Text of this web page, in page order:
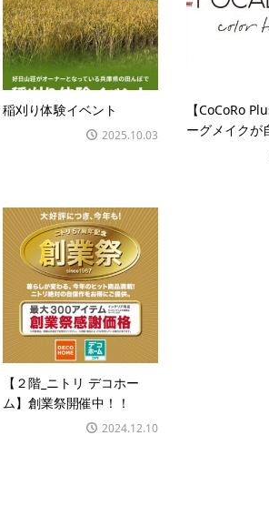
稲刈り体験イベント
2025.10.03
【CoCoRo
ーグメイクが
【２階_ニトリ デコホー
ム】創業祭開催中！！
2024.12.10